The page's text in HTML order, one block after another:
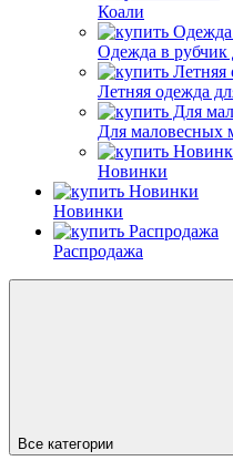
Коали
Одежда в
Летняя одежда
Для маловесных
Новинки
Новинки
Распродажа
Все категории